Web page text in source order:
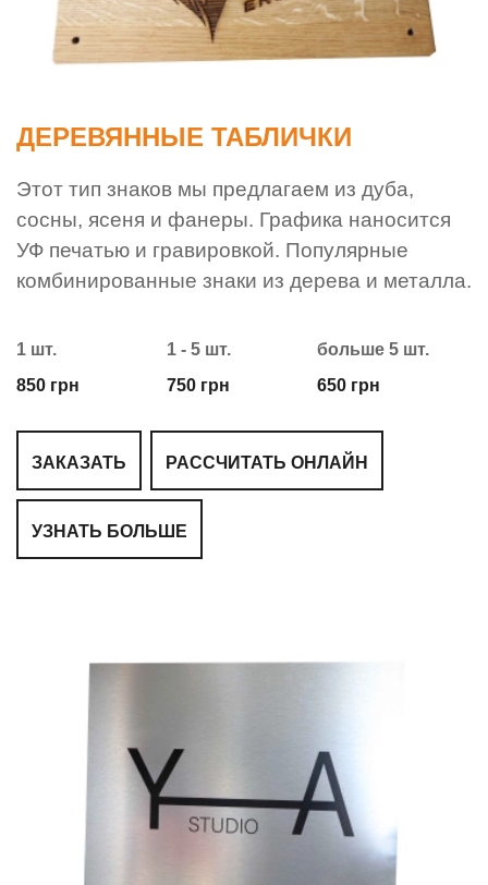
ДЕРЕВЯННЫЕ ТАБЛИЧКИ
Этот тип знаков мы предлагаем из дуба,
сосны, ясеня и фанеры. Графика наносится
УФ печатью и гравировкой. Популярные
комбинированные знаки из дерева и металла.
1 шт.
850 грн
1 - 5 шт.
750 грн
больше 5 шт.
650 грн
ЗАКАЗАТЬ РАССЧИТАТЬ ОНЛАЙН
УЗНАТЬ БОЛЬШЕ